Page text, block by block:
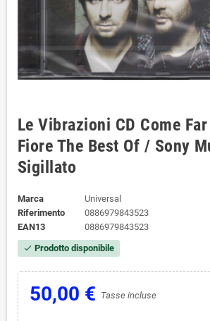
Le Vibrazioni ‎CD Come
Fiore The Best Of / Sony
Sigillato ‎
Marca
Universal
Riferimento
0886979843523
EAN13
0886979843523
check Prodotto disponibile
50,00 € Tasse incluse